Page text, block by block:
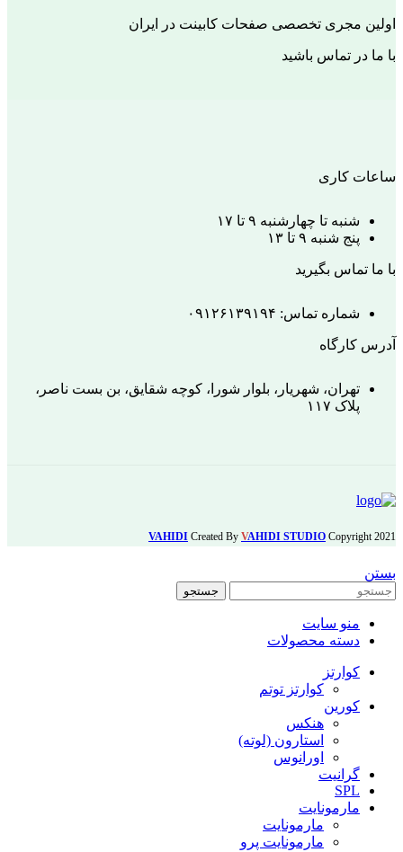
اولین مجری تخصصی صفحات کابینت در ایران
با ما در تماس باشید
ساعات کاری
شنبه تا چهارشنبه ۹ تا ۱۷
پنج شنبه ۹ تا ۱۳
با ما تماس بگیرید
شماره تماس: ۰۹۱۲۶۱۳۹۱۹۴
آدرس کارگاه
تهران، شهریار، بلوار شورا، کوچه شقایق، بن بست ناصر،
پلاک ۱۱۷
VAHIDI Created By VAHIDI STUDIO Copyright2021
بستن
جستجو
منو سایت
دسته محصولات
کوارتز
کوارتز توتم
کورین
هنکس
استارون (لوته)
اورانوس
گرانیت
SPL
مارمونایت
مارمونایت
مارمونایت پرو